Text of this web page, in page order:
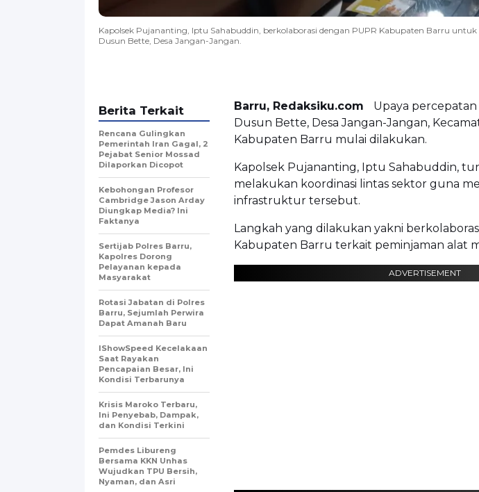
Kapolsek Pujananting, Iptu Sahabuddin, berkolaborasi dengan PUPR Kabupaten Barru
Dusun Bette, Desa Jangan-Jangan.
Barru, Redaksiku.com
Upaya
Dusun Bette, Desa Jangan-Jangan,
Kabupaten Barru mulai dilakukan.
Kapolsek Pujananting, Iptu Sahabuddin,
melakukan koordinasi lintas sektor guna
infrastruktur tersebut.
Langkah yang dilakukan yakni
Kabupaten Barru terkait peminjaman alat
ADVERTISEMENT
Berita Terkait
Rencana Gulingkan
Pemerintah Iran Gagal, 2
Pejabat Senior Mossad
Dilaporkan Dicopot
Kebohongan Profesor
Cambridge Jason Arday
Diungkap Media? Ini
Faktanya
Sertijab Polres Barru,
Kapolres Dorong
Pelayanan kepada
Masyarakat
Rotasi Jabatan di Polres
Barru, Sejumlah Perwira
Dapat Amanah Baru
IShowSpeed Kecelakaan
Saat Rayakan
Pencapaian Besar, Ini
Kondisi Terbarunya
Krisis Maroko Terbaru,
Ini Penyebab, Dampak,
dan Kondisi Terkini
Pemdes Libureng
Bersama KKN Unhas
Wujudkan TPU Bersih,
Nyaman, dan Asri